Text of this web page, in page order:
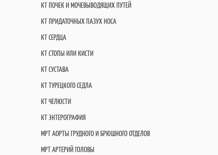
КТ ПОЧЕК И МОЧЕВЫВОДЯЩИХ ПУТЕЙ
КТ ПРИДАТОЧНЫХ ПАЗУХ НОСА
КТ СЕРДЦА
КТ СТОПЫ ИЛИ КИСТИ
КТ СУСТАВА
КТ ТУРЕЦКОГО СЕДЛА
КТ ЧЕЛЮСТИ
КТ ЭНТЕРОГРАФИЯ
МРТ АОРТЫ ГРУДНОГО И БРЮШНОГО ОТДЕЛОВ
МРТ АРТЕРИЙ ГОЛОВЫ